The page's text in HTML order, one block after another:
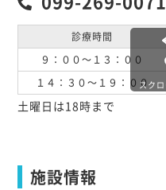
診療時間
９：００～１３：００
１４：３０～１９：００スク
土曜日は18時まで
施設情報